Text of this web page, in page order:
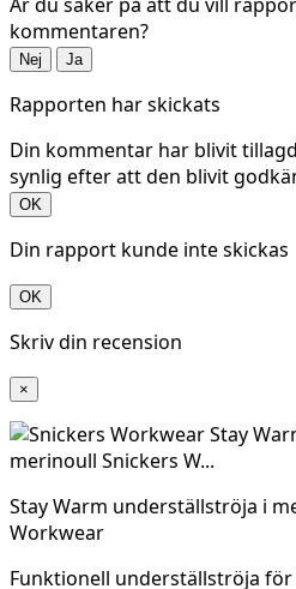
kommentaren?
Nej Ja
Rapporten har skickats
Din kommentar har blivit
synlig efter att den blivit
OK
Din rapport kunde inte skickas
OK
Skriv din recension
×
Stay Warm underställströja i
Workwear
Funktionell underställströja för